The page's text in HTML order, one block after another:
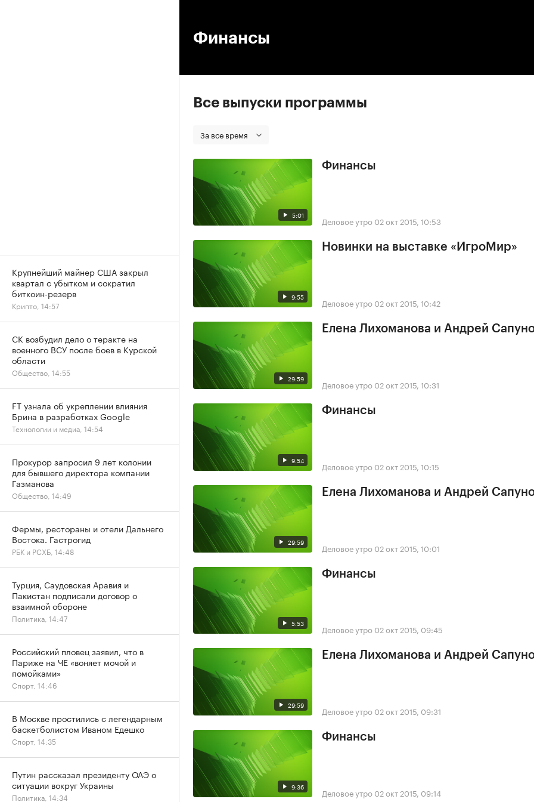
Финансы
Все выпуски программы
За все время
5:01
Финансы
Деловое утро 02 окт 2015, 10:53
9:55
Новинки на выставке «ИгроМир»
Деловое утро 02 окт 2015, 10:42
29:59
Елена Лихоманова и Андрей
Деловое утро 02 окт 2015, 10:31
9:54
Финансы
Деловое утро 02 окт 2015, 10:15
29:59
Елена Лихоманова и Андрей
Деловое утро 02 окт 2015, 10:01
5:53
Финансы
Деловое утро 02 окт 2015, 09:45
29:59
Елена Лихоманова и Андрей
Деловое утро 02 окт 2015, 09:31
9:36
Финансы
Деловое утро 02 окт 2015, 09:14
Крупнейший майнер США закрыл
квартал с убытком и сократил
биткоин-резерв
Крипто, 14:57
СК возбудил дело о теракте на
военного ВСУ после боев в Курской
области
Общество, 14:55
FT узнала об укреплении влияния
Брина в разработках Google
Технологии и медиа, 14:54
Прокурор запросил 9 лет колонии
для бывшего директора компании
Газманова
Общество, 14:49
Фермы, рестораны и отели Дальнего
Востока. Гастрогид
РБК и РСХБ, 14:48
Турция, Саудовская Аравия и
Пакистан подписали договор о
взаимной обороне
Политика, 14:47
Российский пловец заявил, что в
Париже на ЧЕ «воняет мочой и
помойками»
Спорт, 14:46
В Москве простились с легендарным
баскетболистом Иваном Едешко
Спорт, 14:35
Путин рассказал президенту ОАЭ о
ситуации вокруг Украины
Политика, 14:34